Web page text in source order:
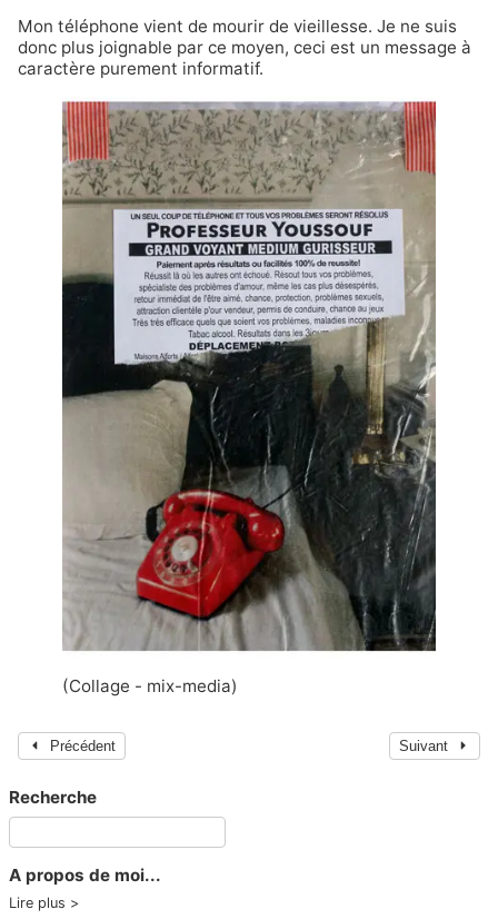
Mon téléphone vient de mourir de vieillesse. Je ne suis
donc plus joignable par ce moyen, ceci est un message à
caractère purement informatif.
(Collage - mix-media)
Précédent Suivant
Recherche
A propos de moi...
Lire plus